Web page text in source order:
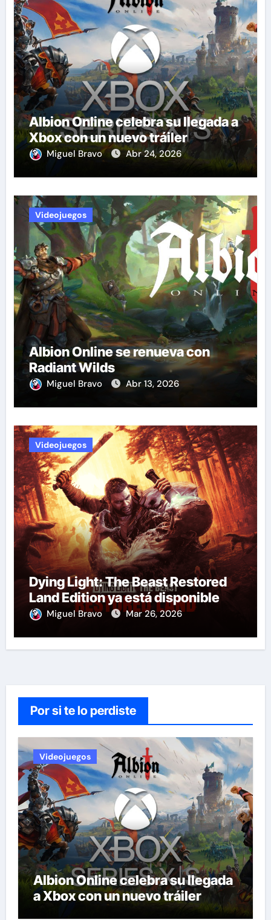
Albion Online celebra su llegada a
Xbox con un nuevo tráiler
Miguel Bravo Abr 24, 2026
Videojuegos
Albion Online se renueva con
Radiant Wilds
Miguel Bravo Abr 13, 2026
Videojuegos
Dying Light: The Beast Restored
Land Edition ya está disponible
Miguel Bravo Mar 26, 2026
Por si te lo perdiste
Videojuegos
Albion Online celebra su llegada
a Xbox con un nuevo tráiler